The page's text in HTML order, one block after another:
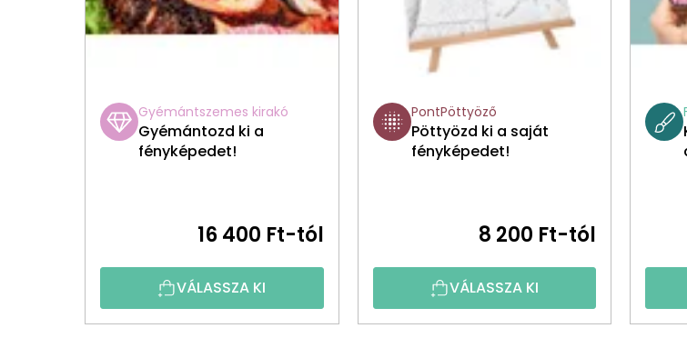
Gyémántszemes kirakó
Gyémántozd ki a
fényképedet!
16 400 Ft-tól
VÁLASSZA KI
PontPöttyöző
Pöttyözd ki a saját
fényképedet!
8 200 Ft-tól
VÁLASSZA KI